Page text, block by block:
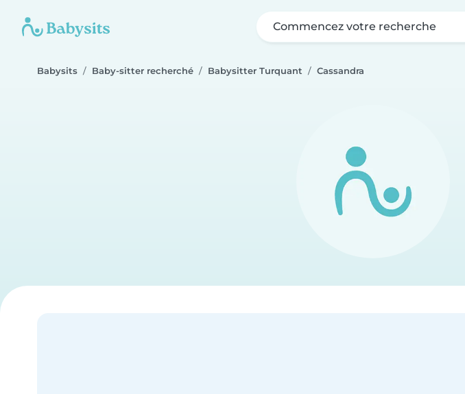
Commencez votre recherche
Babysits Baby-sitter recherché Babysitter Turquant Cassandra